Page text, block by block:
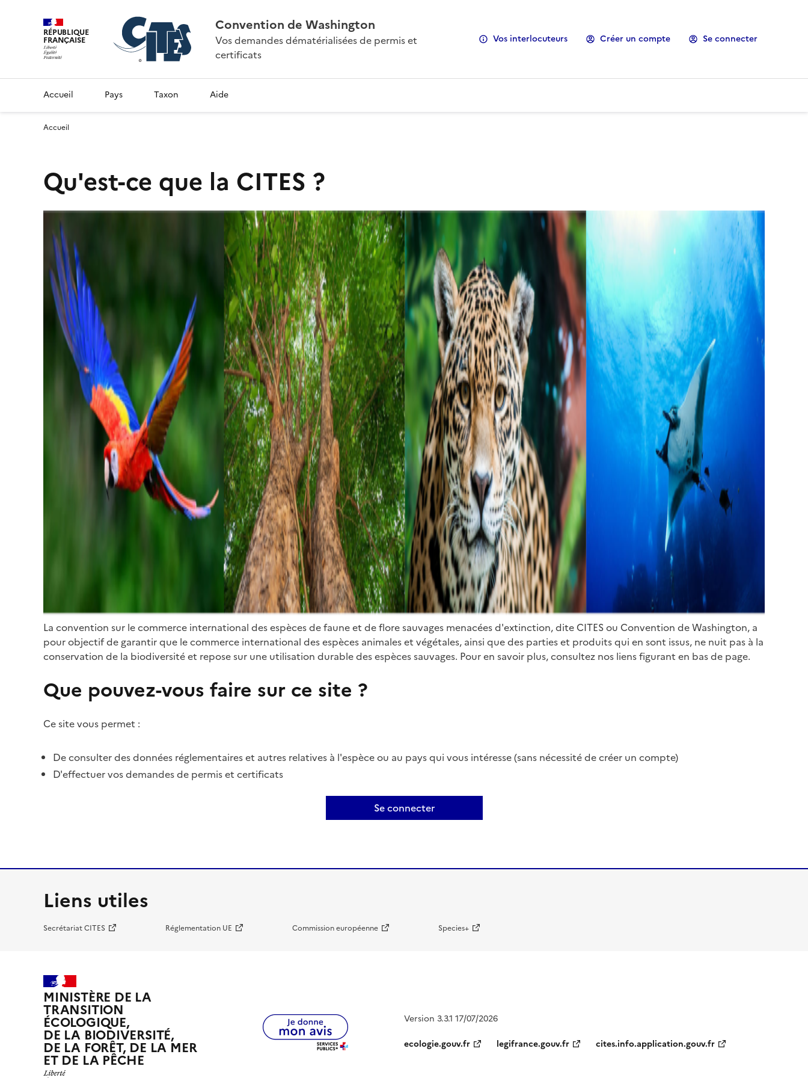
RÉPUBLIQUE
FRANÇAISE
Convention de Washington
Vos demandes dématérialisées de permis et
certificats
Vos interlocuteurs Créer un compte Se connecter
Accueil Pays Taxon Aide
Accueil
Qu'est-ce que la CITES ?
La convention sur le commerce international des espèces de faune et de flore sauvages menacées d'extinction, dite CITES ou Convention de Washington, a
pour objectif de garantir que le commerce international des espèces animales et végétales, ainsi que des parties et produits qui en sont issus, ne nuit pas à la
conservation de la biodiversité et repose sur une utilisation durable des espèces sauvages. Pour en savoir plus, consultez nos liens figurant en bas de page.
Que pouvez-vous faire sur ce site ?
Ce site vous permet :
De consulter des données réglementaires et autres relatives à l'espèce ou au pays qui vous intéresse (sans nécessité de créer un compte)
D'effectuer vos demandes de permis et certificats
Se connecter
Liens utiles
Secrétariat CITES Réglementation UE Commission européenne Species+
MINISTÈRE DE LA
TRANSITION
ÉCOLOGIQUE,
DE LA BIODIVERSITÉ,
DE LA FORÊT, DE LA MER
ET DE LA PÊCHE
Version 3.3.1 17/07/2026
ecologie.gouv.fr
legifrance.gouv.fr cites.info.application.gouv.fr